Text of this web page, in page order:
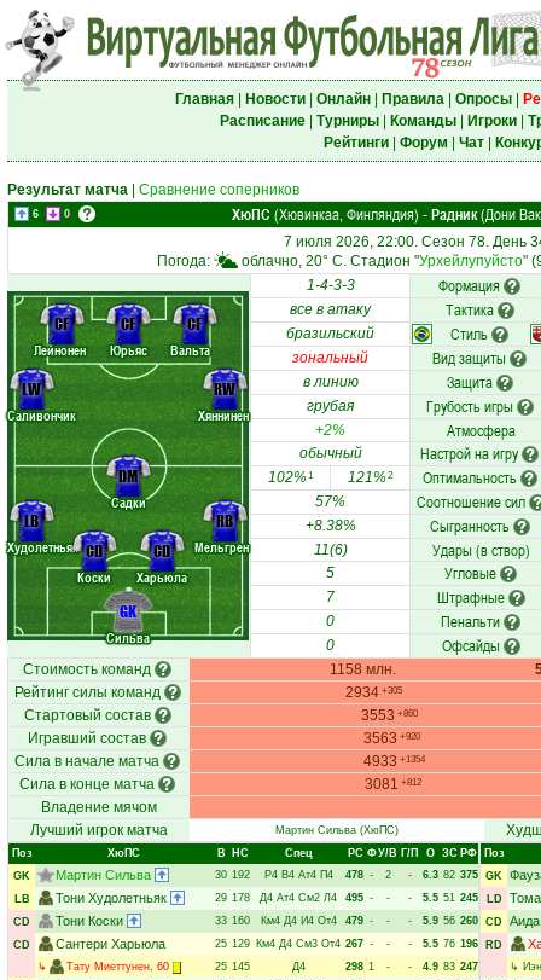
Главная| Новости| Онлайн| Правила| Опросы|
Расписание| Турниры| Команды| Игроки|
Рейтинги| Форум Чат|
Результат матча Сравнение соперников
6 0 ХюПС (Хювинкаа, Финляндия) - Радник(Дони
7 июля 2026, 22:00. Сезон 78. День
Погода:
облачно, 20° C. Стадион "Урхейлупуйсто"
Сильва
Худолетньяк
Коски
Харьюла
Мельгрен
Саливончик
Садки
Хяннинен
Лейнонен Юрьяс Вальта
GK
LB
CD
CD
RB
LW
DM
RW
CF CF CF
1-4-3-3 Формация
все в атаку Тактика
бразильский Стиль
зональный Вид защиты
в линию Защита
грубая Грубость игры
+2% Атмосфера
обычный Настрой на игру
102%1 121%2 Оптимальность
57% Соотношение сил
+8.38% Сыгранность
11(6) Удары (в створ)
5 Угловые
7 Штрафные
0 Пенальти
0 Офсайды
Стоимость команд 1158 млн.
Рейтинг силы команд
2934 +305
Стартовый состав 3553 +860
Игравший состав 3563 +920
Сила в начале матча 4933 +1354
Сила в конце матча 3081 +812
Владение мячом
Лучший игрок матча
Мартин Сильва (ХюПС)
Поз ХюПС В НC Спец РC ФУ/В Г/П О ЗС РФ
GK
Мартин Сильва 30 192 Р4 В4 Ат4 П4 478 - 2 - 6.3 82 375
LB
Тони Худолетньяк 29 178 Д4 Ат4 См2 Л4 495 - - - 5.5 51 245
CD
Тони Коски 33 160 Км4 Д4 И4 От4 479 - - - 5.9 56 260
CD
Сантери Харьюла 25 129 Км4 Д4 См3 От4 267 - - - 5.5 76 196
↳
Тату Миеттунен, 60 25 145 Д4 298 1 - - 4.9 83 247
Поз
GK
LD
CD
RD
↳